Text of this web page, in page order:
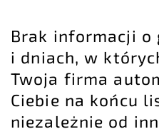
Brak informacji o
i dniach, w
Twoja firma
Ciebie na końcu
niezależnie od